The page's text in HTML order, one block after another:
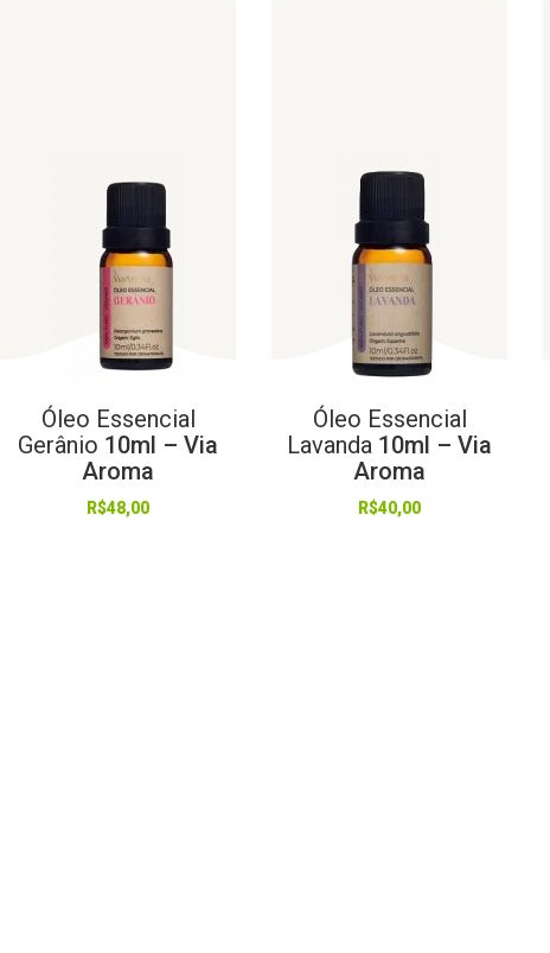
Óleo Essencial
Gerânio 10ml – Via
Aroma
R$48,00
Óleo Essencial
Lavanda 10ml – Via
Aroma
R$40,00